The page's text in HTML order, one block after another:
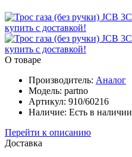
О товаре
Производитель: Аналог
Модель: partno
Артикул: 910/60216
Наличие: Есть в наличии
Перейти к описанию
Доставка